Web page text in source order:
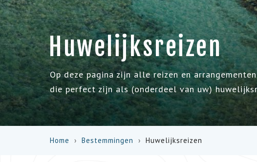
Huwelijksreizen
Op deze pagina zijn alle reizen en
die perfect zijn als (onderdeel van uw)
Home Bestemmingen Huwelijksreizen